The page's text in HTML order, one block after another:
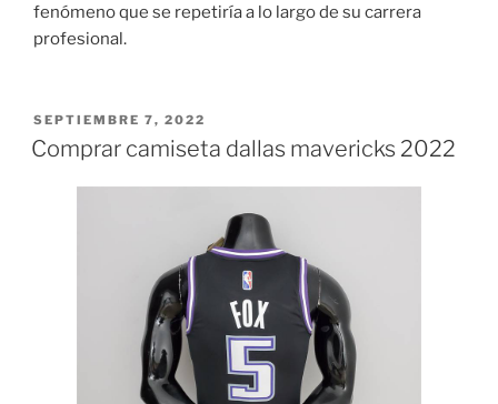
fenómeno que se repetiría a lo largo de su carrera
profesional.
PUBLICADO
EL
SEPTIEMBRE 7, 2022
Comprar camiseta dallas mavericks 2022